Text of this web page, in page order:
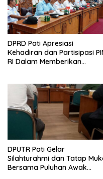
DPRD Pati Apresiasi
Kehadiran dan Partisipasi
RI Dalam Memberikan
DPUTR Pati Gelar
Silahturahmi dan Tatap
Bersama Puluhan Awak